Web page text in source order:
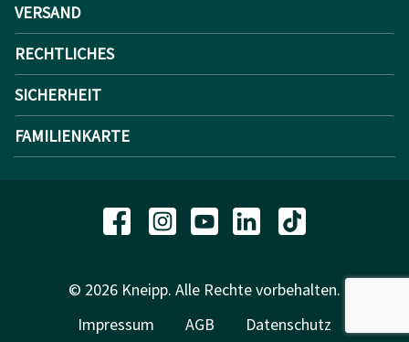
VERSAND
RECHTLICHES
SICHERHEIT
FAMILIENKARTE
© 2026 Kneipp. Alle Rechte vorbehalten.
Impressum
AGB
Datenschutz